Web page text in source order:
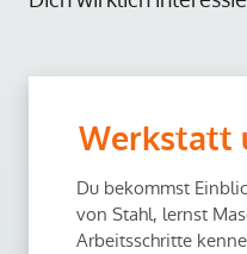
Werkstatt
Du bekommst
von Stahl, lernst
Arbeitsschritte